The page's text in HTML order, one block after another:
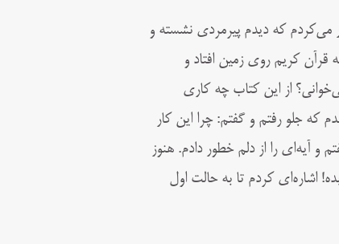
می‌کردم که دیدم پیرمردی نشسته و
کریم روی زمين افتاد و
از این کتاب چه کاری
که جلو رفتم و گفتم: چرا این کار
و آیه‌ای را از دلم خطور دادم. هنوز
اشاره‌ای کردم تا به حالت اول